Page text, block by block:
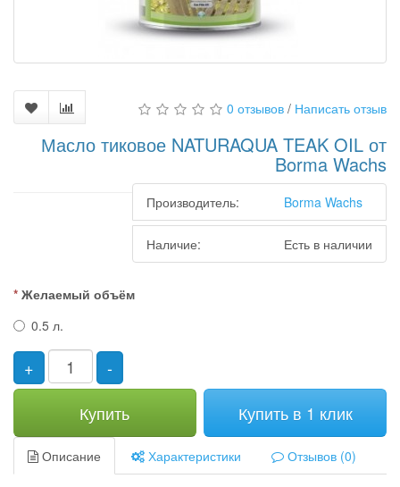
0 отзывов / Написать отзыв
Масло тиковое NATURAQUA TEAK OIL от
Borma Wachs
Производитель: Borma Wachs
Наличие: Есть в наличии
Желаемый объём
0.5 л.
+
-
Купить
Купить в 1 клик
Описание Характеристики Отзывов (0)